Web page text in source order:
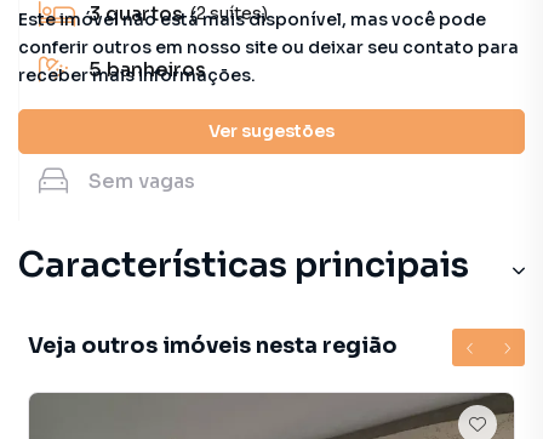
Este imóvel não está mais disponível, mas você pode
conferir outros em nosso site ou deixar seu contato para
receber mais informações.
Ver sugestões
3quartos (2 suítes)
5banheiros
Sem vagas
Características principais
Veja outros imóveis nesta região